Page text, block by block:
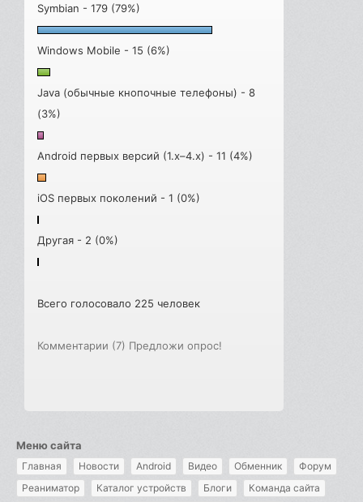
Symbian - 179 (79%)
Windows Mobile - 15 (6%)
Java (обычные кнопочные телефоны) - 8
(3%)
Android первых версий (1.x–4.x) - 11 (4%)
iOS первых поколений - 1 (0%)
Другая - 2 (0%)
Всего голосовало 225 человек
Комментарии (7) Предложи опрос!
Меню сайта
Главная Новости Android Видео Обменник
Форум
Реаниматор
Каталог устройств Блоги Команда сайта